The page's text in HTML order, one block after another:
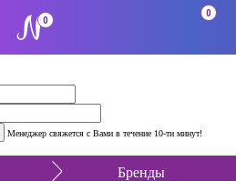
Менеджер свяжется с Вами в течение 10-ти минут!
0
0
Бренды